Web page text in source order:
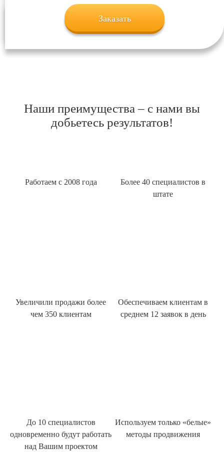
Заказать
Наши преимущества – с нами вы
добьетесь результатов!
Работаем с 2008 года
Более 40 специалистов в
штате
Увеличили продажи более
чем 350 клиентам
Обеспечиваем клиентам в
среднем 12 заявок в день
До 10 специалистов
одновременно будут работать
над Вашим проектом
Используем только «белые»
методы продвижения